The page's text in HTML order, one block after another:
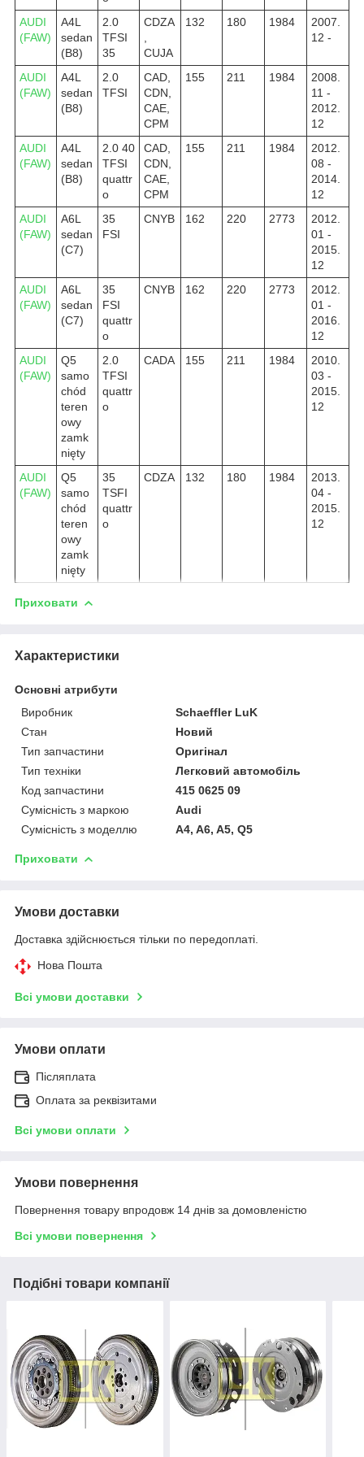
AUDI
(FAW)
A4L
sedan
(B8)
2.0
TFSI
35
CDZA
CUJA
132 180 1984
2007.
12 -
AUDI
(FAW)
A4L
sedan
(B8)
2.0
TFSI
CAD,
CDN,
CAE,
CPM
155 211 1984
2008.
11 -
2012.
12
AUDI
(FAW)
A4L
sedan
(B8)
2.0 40
TFSI
quattr
o
CAD,
CDN,
CAE,
CPM
155 211 1984
2012.
08 -
2014.
12
AUDI
(FAW)
A6L
sedan
(C7)
35
FSI
CNYB 162 220 2773
2012.
01 -
2015.
12
AUDI
(FAW)
A6L
sedan
(C7)
35
FSI
quattr
o
CNYB 162 220 2773
2012.
01 -
2016.
12
AUDI
(FAW)
Q5
samo
chód
teren
owy
zamk
nięty
2.0
TFSI
quattr
o
CADA 155 211 1984
2010.
03 -
2015.
12
AUDI
(FAW)
Q5
samo
chód
teren
owy
zamk
nięty
35
TSFI
quattr
o
CDZA 132 180 1984
2013.
04 -
2015.
12
Приховати
Характеристики
Основні атрибути
Виробник
Schaeffler LuK
Стан
Новий
Тип запчастини
Оригінал
Тип техніки
Легковий автомобіль
Код запчастини
415 0625 09
Сумісність з маркою
Audi
Сумісність з моделлю
A4, A6, A5, Q5
Приховати
Умови доставки
Доставка здійснюється тільки по передоплаті.
Нова Пошта
Всі умови доставки
Умови оплати
Післяплата
Оплата за реквізитами
Всі умови оплати
Умови повернення
Повернення товару впродовж 14 днів за домовленістю
Всі умови повернення
Подібні товари компанії